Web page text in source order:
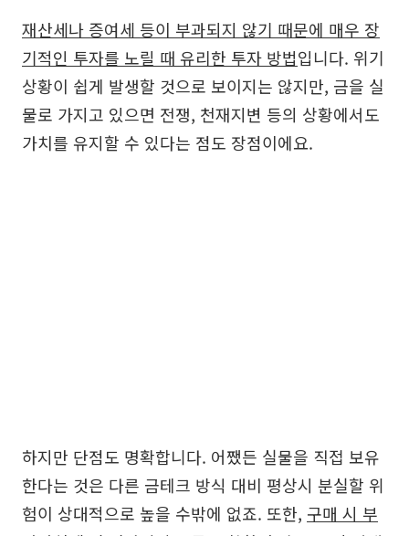
재산세나 증여세 등이 부과되지 않기 때문에 매우 장
기적인 투자를 노릴 때 유리한 투자 방법입니다. 위기
상황이 쉽게 발생할 것으로 보이지는 않지만, 금을 실
물로 가지고 있으면 전쟁, 천재지변 등의 상황에서도
가치를 유지할 수 있다는 점도 장점이에요.
하지만 단점도 명확합니다. 어쨌든 실물을 직접 보유
한다는 것은 다른 금테크 방식 대비 평상시 분실할 위
험이 상대적으로 높을 수밖에 없죠. 또한, 구매 시 부